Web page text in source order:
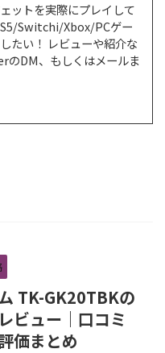
ットを実際にプレイして
Switchi/Xbox/PCゲー
たい！ レビューや紹介な
DM、もしくはメールま
TK-GK20TBKの
ビュー｜口コミ
価まとめ